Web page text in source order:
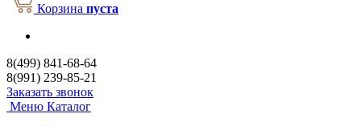
Корзина пуста
8(499) 841-68-64
8(991) 239-85-21
Заказать звонок
Меню Каталог